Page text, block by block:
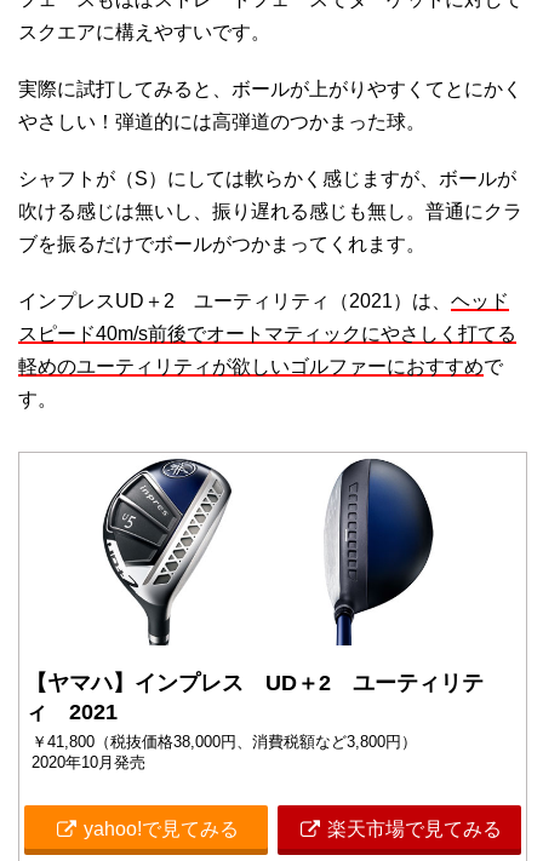
スクエアに構えやすいです。
実際に試打してみると、ボールが上がりやすくてとにかく
やさしい！弾道的には高弾道のつかまった球。
シャフトが（S）にしては軟らかく感じますが、ボールが
吹ける感じは無いし、振り遅れる感じも無し。普通にクラ
ブを振るだけでボールがつかまってくれます。
インプレスUD＋2 ユーティリティ（2021）は、 ヘッド
スピード40m/s前後でオートマティックにやさしく打てる
軽めのユーティリティが欲しいゴルファーにおすすめで
す。
【ヤマハ】インプレス UD＋2 ユーティリテ
ィ 2021
￥41,800（税抜価格38,000円、消費税額など3,800円）
2020年10月発売
yahoo!で見てみる 楽天市場で見てみる